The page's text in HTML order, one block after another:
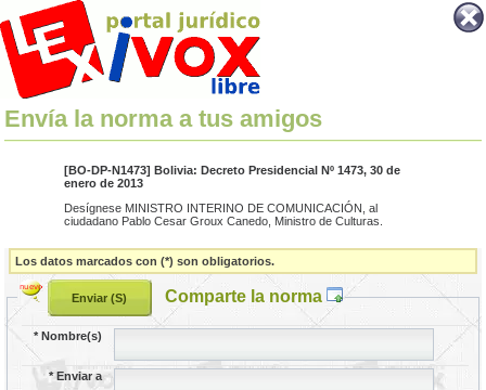
Envía la norma a tus amigos
[BO-DP-N1473] Bolivia: Decreto Presidencial Nº 1473, 30 de
enero de 2013
Desígnese MINISTRO INTERINO DE COMUNICACIÓN, al
ciudadano Pablo Cesar Groux Canedo, Ministro de Culturas.
Los datos marcados con (*) son obligatorios.
Comparte la norma
*Nombre(s)
*Enviar a